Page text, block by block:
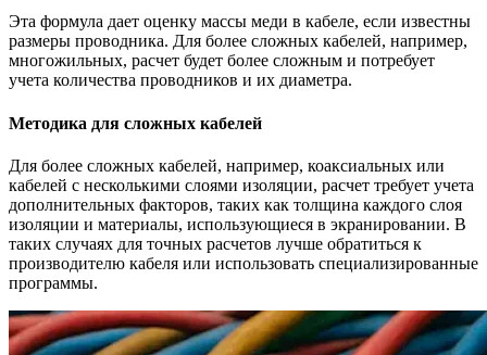
Эта формула дает оценку массы меди в кабеле, если известны
размеры проводника. Для более сложных кабелей, например,
многожильных, расчет будет более сложным и потребует
учета количества проводников и их диаметра.
Методика для сложных кабелей
Для более сложных кабелей, например, коаксиальных или
кабелей с несколькими слоями изоляции, расчет требует учета
дополнительных факторов, таких как толщина каждого слоя
изоляции и материалы, использующиеся в экранировании. В
таких случаях для точных расчетов лучше обратиться к
производителю кабеля или использовать специализированные
программы.